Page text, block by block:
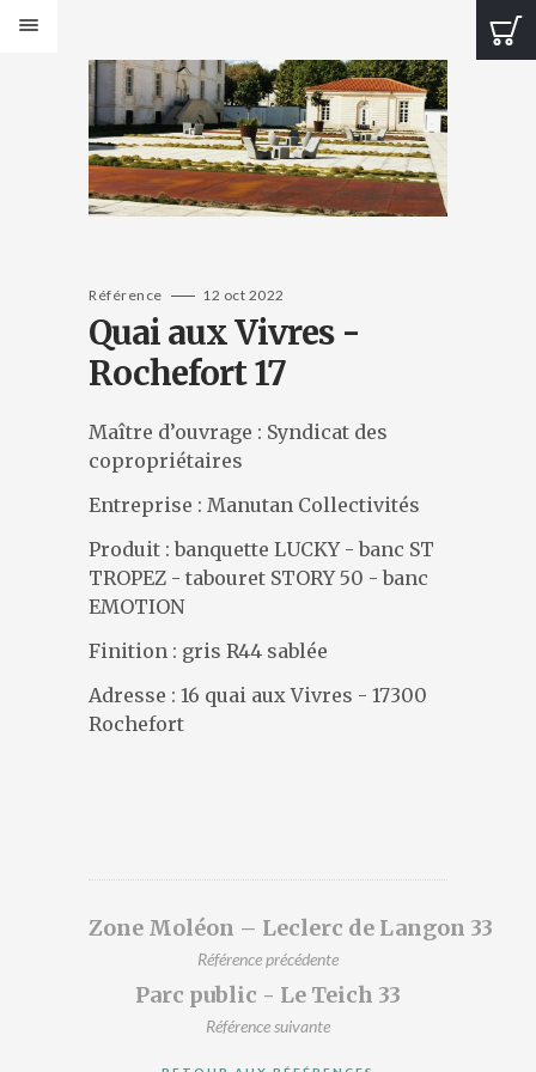
PRODUITS
Bancs Design
Bancs Classic
Banquettes Design
Banquettes Classic
Jardinières Design
Jardinières classiques
Corbeilles Design
Corbeilles classiques
Bornes et protections
Éléments de voirie
CATALOGUES
DESIGNERS
PRÉSENTATION
ACTUALITÉS
RÉFÉRENCES
CONTACT
Référence 12 oct 2022
Quai aux Vivres -
Rochefort 17
Maître d’ouvrage : Syndicat des
copropriétaires
Entreprise : Manutan Collectivités
Produit : banquette LUCKY - banc ST
TROPEZ - tabouret STORY 50 - banc
EMOTION
Finition : gris R44 sablée
Adresse : 16 quai aux Vivres - 17300
Rochefort
Zone Moléon – Leclerc de Langon 33
Référence précédente
Parc public - Le Teich 33
Référence suivante